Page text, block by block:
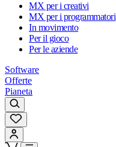
MX per i creativi
MX per i programmatori
In movimento
Per il gioco
Per le aziende
Software
Offerte
Pianeta